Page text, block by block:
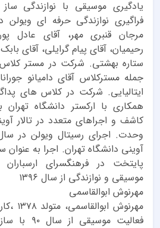
فراگیری نوازندگی حرفه ای
مرجان قنبری مهر، آقای عادل
رحیمیان، آقای پیام گرایلی، آقای
ستاره بهشتی. شرکت در مستر
جمله مسترکلاس آقای دامیانو
ایتالیایی. شرکت در کلاس های
همکاری با ارکستر دانشگاه
کاشف و اجراهای متعدد در تالار
آوینی دانشگاه تهران. اجرا به
پایتخت در فرهنگسرای
موسیقی و نوازندگی از سال ۱۳۹۶
مهرنوش ابوالقاسمی
فعالیت